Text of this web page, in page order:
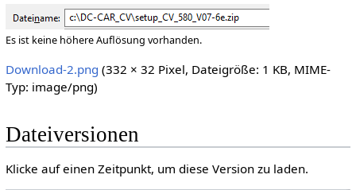
Es ist keine höhere Auflösung vorhanden.
Download-2.png (332 × 32 Pixel, Dateigröße: 1 KB, MIME-
Typ: image/png)
Dateiversionen
Klicke auf einen Zeitpunkt, um diese Version zu laden.